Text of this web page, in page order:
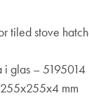
tiled stove
i glas – 5195014
mm